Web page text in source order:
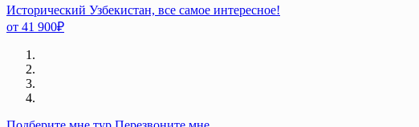
Исторический Узбекистан, все самое интересное!
от 41 900₽